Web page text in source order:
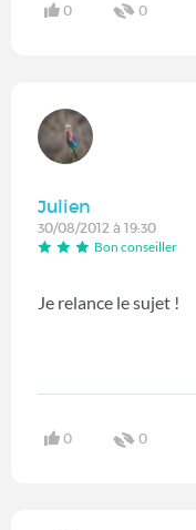
0 0
Julien
30/08/2012 à 19:30
Bon conseiller
Je relance le sujet !
0 0